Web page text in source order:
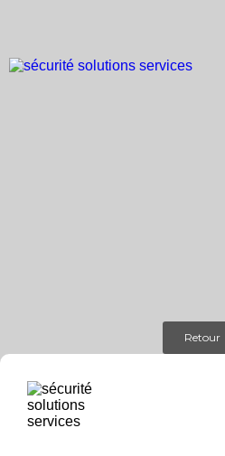
Retour